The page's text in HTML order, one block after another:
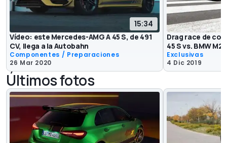
15:34
Vídeo: este Mercedes-AMG A 45 S, de 491
CV, llega a la Autobahn
Componentes / Preparaciones
26 Mar 2020
Drag race de
45 S vs. BMW M2
Exclusivas
4 Dic 2019
Últimos fotos